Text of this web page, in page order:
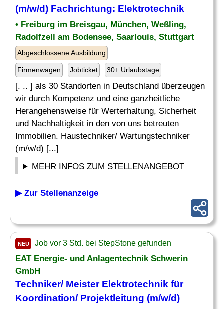
(m/w/d) Fachrichtung: Elektrotechnik
• Freiburg im Breisgau, München, Weßling,
Radolfzell am Bodensee, Saarlouis, Stuttgart
Abgeschlossene Ausbildung
Firmenwagen Jobticket 30+ Urlaubstage
[. .. ] als 30 Standorten in Deutschland überzeugen
wir durch Kompetenz und eine ganzheitliche
Herangehensweise für Werterhaltung, Sicherheit
und Nachhaltigkeit in den von uns betreuten
Immobilien. Haustechniker/ Wartungstechniker
(m/w/d) [...]
MEHR INFOS ZUM STELLENANGEBOT
▶ Zur Stellenanzeige
NEU Job vor 3 Std. bei StepStone gefunden
EAT Energie- und Anlagentechnik Schwerin
GmbH
Techniker/ Meister Elektrotechnik für
Koordination/ Projektleitung (m/w/d)